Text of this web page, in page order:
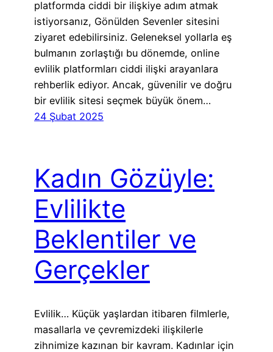
platformda ciddi bir ilişkiye adım atmak
istiyorsanız, Gönülden Sevenler sitesini
ziyaret edebilirsiniz. Geleneksel yollarla eş
bulmanın zorlaştığı bu dönemde, online
evlilik platformları ciddi ilişki arayanlara
rehberlik ediyor. Ancak, güvenilir ve doğru
bir evlilik sitesi seçmek büyük önem…
24 Şubat 2025
Kadın Gözüyle:
Evlilikte
Beklentiler ve
Gerçekler
Evlilik… Küçük yaşlardan itibaren filmlerle,
masallarla ve çevremizdeki ilişkilerle
zihnimize kazınan bir kavram. Kadınlar için